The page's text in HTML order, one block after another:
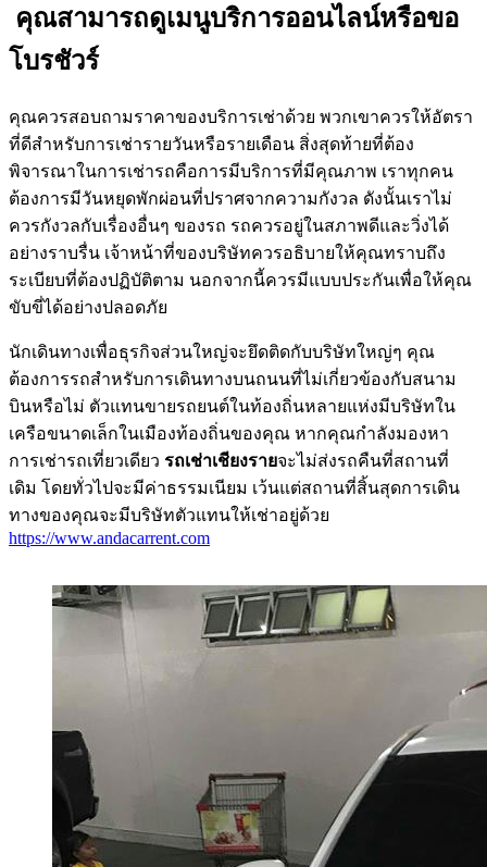
คุณสามารถดูเมนูบริการออนไลน์หรือขอ
โบรชัวร์
คุณควรสอบถามราคาของบริการเช่าด้วย พวกเขาควรให้อัตรา
ที่ดีสำหรับการเช่ารายวันหรือรายเดือน สิ่งสุดท้ายที่ต้อง
พิจารณาในการเช่ารถคือการมีบริการที่มีคุณภาพ เราทุกคน
ต้องการมีวันหยุดพักผ่อนที่ปราศจากความกังวล ดังนั้นเราไม่
ควรกังวลกับเรื่องอื่นๆ ของรถ รถควรอยู่ในสภาพดีและวิ่งได้
อย่างราบรื่น เจ้าหน้าที่ของบริษัทควรอธิบายให้คุณทราบถึง
ระเบียบที่ต้องปฏิบัติตาม นอกจากนี้ควรมีแบบประกันเพื่อให้คุณ
ขับขี่ได้อย่างปลอดภัย
นักเดินทางเพื่อธุรกิจส่วนใหญ่จะยึดติดกับบริษัทใหญ่ๆ คุณ
ต้องการรถสำหรับการเดินทางบนถนนที่ไม่เกี่ยวข้องกับสนาม
บินหรือไม่ ตัวแทนขายรถยนต์ในท้องถิ่นหลายแห่งมีบริษัทใน
เครือขนาดเล็กในเมืองท้องถิ่นของคุณ หากคุณกำลังมองหา
การเช่ารถเที่ยวเดียว รถเช่าเชียงรายจะไม่ส่งรถคืนที่สถานที่
เดิม โดยทั่วไปจะมีค่าธรรมเนียม เว้นแต่สถานที่สิ้นสุดการเดิน
ทางของคุณจะมีบริษัทตัวแทนให้เช่าอยู่ด้วย
https://www.andacarrent.com